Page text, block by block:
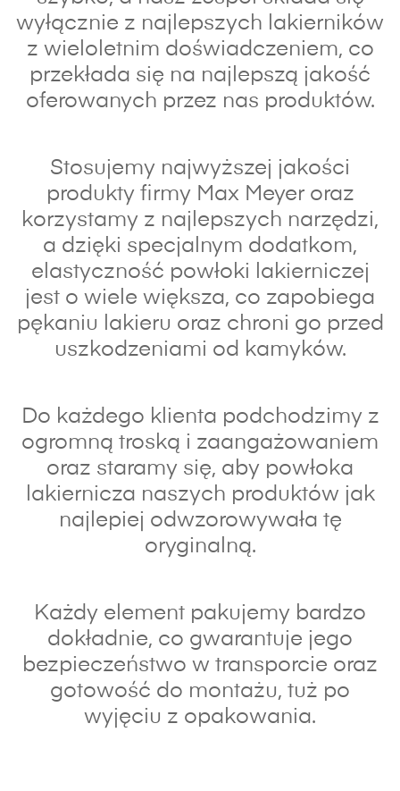
wyłącznie z najlepszych lakierników
z wieloletnim doświadczeniem, co
przekłada się na najlepszą jakość
oferowanych przez nas produktów.
Stosujemy najwyższej jakości
produkty firmy Max Meyer oraz
korzystamy z najlepszych narzędzi,
a dzięki specjalnym dodatkom,
elastyczność powłoki lakierniczej
jest o wiele większa, co zapobiega
pękaniu lakieru oraz chroni go przed
uszkodzeniami od kamyków.
Do każdego klienta podchodzimy z
ogromną troską i zaangażowaniem
oraz staramy się, aby powłoka
lakiernicza naszych produktów jak
najlepiej odwzorowywała tę
oryginalną.
Każdy element pakujemy bardzo
dokładnie, co gwarantuje jego
bezpieczeństwo w transporcie oraz
gotowość do montażu, tuż po
wyjęciu z opakowania.